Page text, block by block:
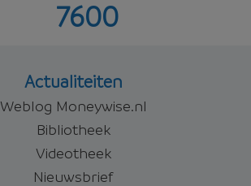
7600
Actualiteiten
Weblog Moneywise.nl
Bibliotheek
Videotheek
Nieuwsbrief